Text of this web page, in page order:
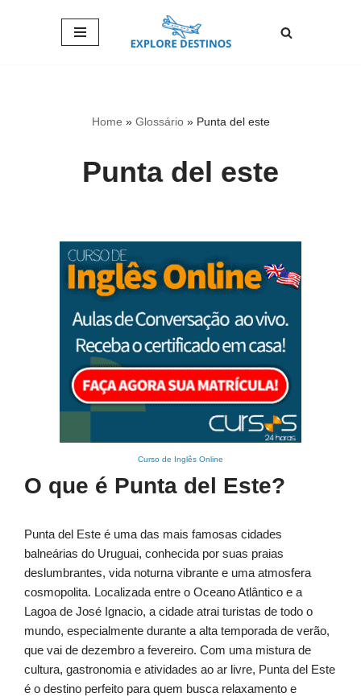
Home » Glossário» Punta del este
Punta del este
Curso de Inglês Online
O que é Punta del Este?
Punta del Este é uma das mais famosas cidades
balneárias do Uruguai, conhecida por suas praias
deslumbrantes, vida noturna vibrante e uma atmosfera
cosmopolita. Localizada entre o Oceano Atlântico e a
Lagoa de José Ignacio, a cidade atrai turistas de todo o
mundo, especialmente durante a alta temporada de verão,
que vai de dezembro a fevereiro. Com uma mistura de
cultura, gastronomia e atividades ao ar livre, Punta del Este
é o destino perfeito para quem busca relaxamento e